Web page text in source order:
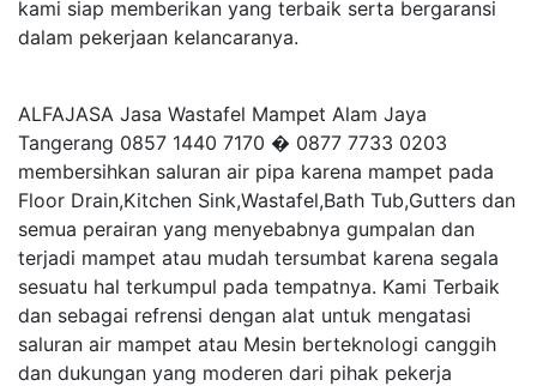
kami siap memberikan yang terbaik serta bergaransi
dalam pekerjaan kelancaranya.
ALFAJASA Jasa Wastafel Mampet Alam Jaya
Tangerang 0857 1440 7170 � 0877 7733 0203
membersihkan saluran air pipa karena mampet pada
Floor Drain,Kitchen Sink,Wastafel,Bath Tub,Gutters dan
semua perairan yang menyebabnya gumpalan dan
terjadi mampet atau mudah tersumbat karena segala
sesuatu hal terkumpul pada tempatnya. Kami Terbaik
dan sebagai refrensi dengan alat untuk mengatasi
saluran air mampet atau Mesin berteknologi canggih
dan dukungan yang moderen dari pihak pekerja